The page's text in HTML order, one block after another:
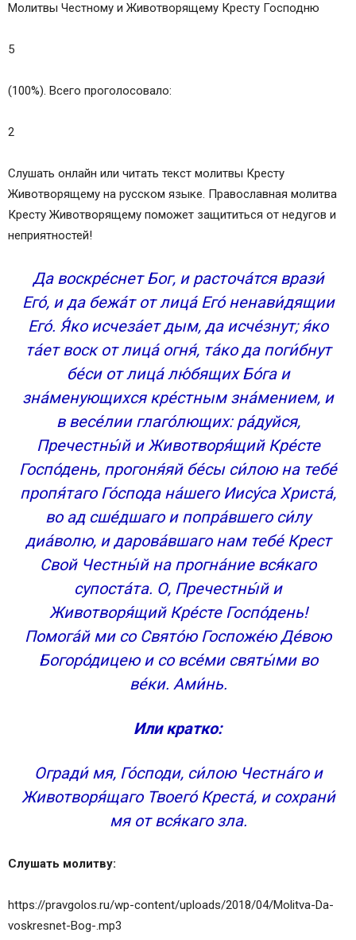
Молитвы Честному и Животворящему Кресту Господню
5
(100%). Всего проголосовало:
2
Слушать онлайн или читать текст молитвы Кресту
Животворящему на русском языке. Православная молитва
Кресту Животворящему поможет защититься от недугов и
неприятностей!
Да воскре́снет Бог, и расточа́тся врази́
Его́, и да бежа́т от лица́ Его́ ненави́дящии
Его́. Я́ко исчеза́ет дым, да исче́знут; я́ко
та́ет воск от лица́ огня́, та́ко да поги́бнут
бе́си от лица́ лю́бящих Бо́га и
зна́менующихся кре́стным зна́мением, и
в весе́лии глаго́лющих: ра́дуйся,
Пречестны́й и Животворя́щий Кре́сте
Госпо́день, прогоня́яй бе́сы си́лою на тебе́
пропя́таго Го́спода на́шего Иису́са Христа́,
во ад сше́дшаго и попра́вшего си́лу
диа́волю, и дарова́вшаго нам тебе́ Крест
Свой Честны́й на прогна́ние вся́каго
супоста́та. О, Пречестны́й и
Животворя́щий Кре́сте Госпо́день!
Помога́й ми со Свято́ю Госпоже́ю Де́вою
Богоро́дицею и со все́ми святы́ми во
ве́ки. Ами́нь.
Или кратко:
Огради́ мя, Го́споди, си́лою Честна́го и
Животворя́щаго Твоего́ Креста́, и сохрани́
мя от вся́каго зла.
Слушать молитву:
https://pravgolos.ru/wp-content/uploads/2018/04/Molitva-Da-
voskresnet-Bog-.mp3